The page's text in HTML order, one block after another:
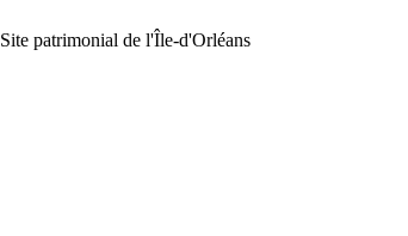
Site patrimonial de l'Île-d'Orléans